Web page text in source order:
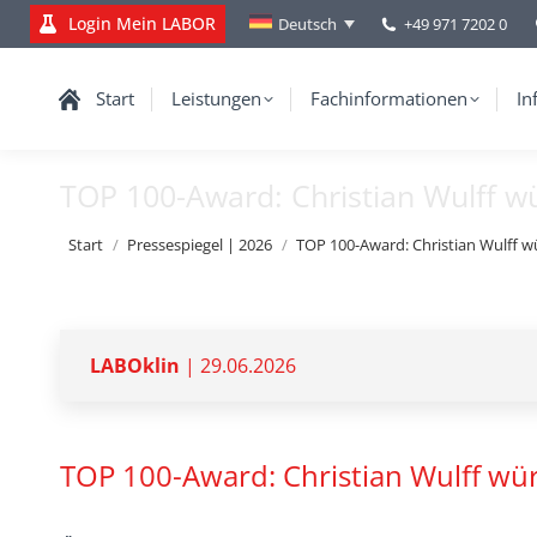
Login Mein LABOR Deutsch +49 971 7202 0
Start Leistungen Fachinformationen
TOP 100-Award: Christian Wulff
Sie befinden sich hier:
Start Pressespiegel | 2026 TOP 100-Award: Christian Wulff
LABOklin | 29.06.2026
TOP 100-Award: Christian Wulff